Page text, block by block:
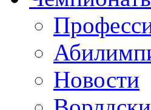
Новости